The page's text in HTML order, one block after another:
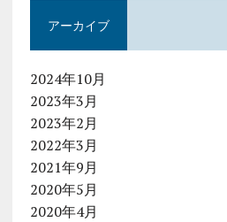
アーカイブ
2024年10月
2023年3月
2023年2月
2022年3月
2021年9月
2020年5月
2020年4月